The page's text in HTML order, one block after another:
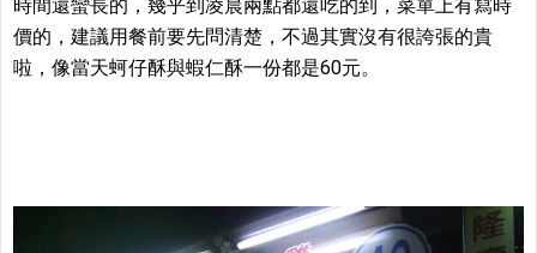
時間還蠻長的，幾乎到凌晨兩點都還吃的到，菜單上有寫時
價的，建議用餐前要先問清楚，不過其實沒有很誇張的貴
啦，像當天蚵仔酥與蝦仁酥一份都是60元。